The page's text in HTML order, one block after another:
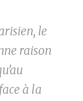
le
raison
à la